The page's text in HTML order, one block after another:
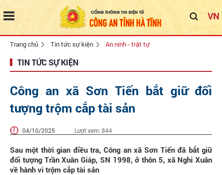
VN
Trang chủ Tin tức sự kiện An ninh - trật tự
TIN TỨC SỰ KIỆN
Công an xã Sơn Tiến bắt giữ đối
tượng trộm cắp tài sản
04/10/2025 Lượt xem: 844
Sau một thời gian điều tra, Công an xã Sơn Tiến đã bắt giữ
đối tượng Trần Xuân Giáp, SN 1998, ở thôn 5, xã Nghi Xuân
về hành vi trộm cắp tài sản